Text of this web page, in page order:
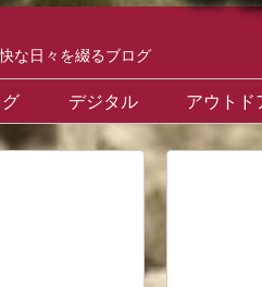
な日々を綴るブログ
デジタル アウトド